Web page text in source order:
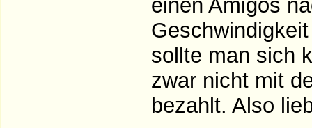
einen Amigos
sollte man sich
zwar nicht mit
bezahlt. Also